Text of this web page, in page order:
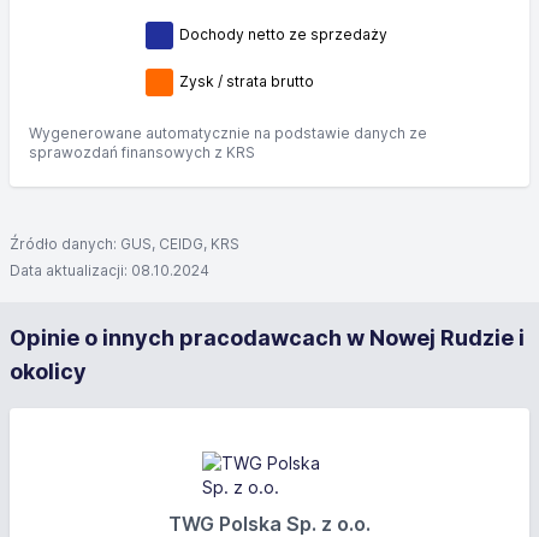
Dochody netto ze sprzedaży
Zysk / strata brutto
Wygenerowane automatycznie na podstawie danych ze
sprawozdań finansowych z KRS
Źródło danych: GUS, CEIDG, KRS
Data aktualizacji: 08.10.2024
Opinie o innych pracodawcach w Nowej Rudzie i
okolicy
TWG Polska Sp. z o.o.